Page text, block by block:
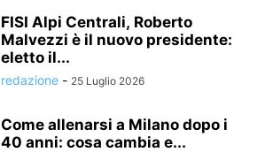
FISI Alpi Centrali, Roberto
Malvezzi è il nuovo presidente:
eletto il...
redazione - 25 Luglio 2026
Come allenarsi a Milano dopo i
40 anni: cosa cambia e...